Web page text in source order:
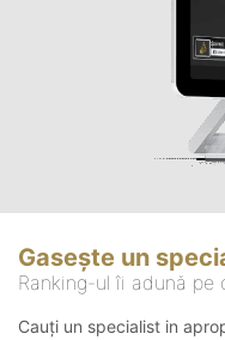
Gasește un
Ranking-ul îi adună
Cauți un specialist in